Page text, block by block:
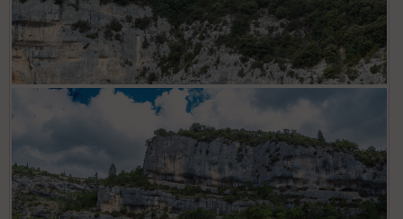
Vautour percoptère